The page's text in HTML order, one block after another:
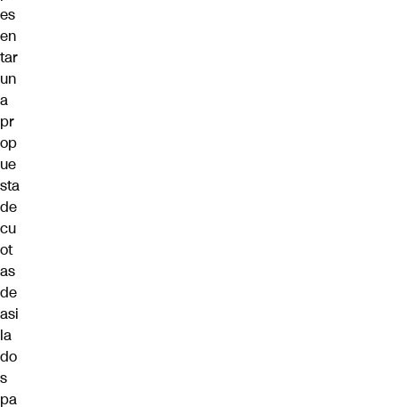
es
en
tar
un
a
pr
op
ue
sta
de
cu
ot
as
de
asi
la
do
s
pa